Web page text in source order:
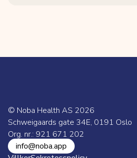
© Noba Health AS 2026
Schweigaards gate 34E, 0191 Oslo
Org. nr.: 921 671 202
info@noba.app